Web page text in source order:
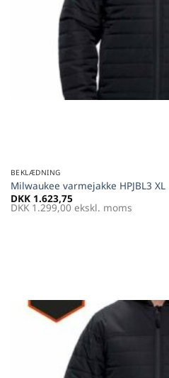
BEKLÆDNING
Milwaukee varmejakke HPJBL3 XL
DKK 1.623,75
DKK 1.299,00 ekskl. moms